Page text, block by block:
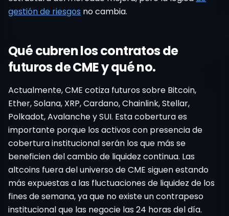
gestión de riesgos no cambia.
Qué cubren los contratos de
futuros de CME y qué no.
Actualmente, CME cotiza futuros sobre Bitcoin,
Ether, Solana, XRP, Cardano, Chainlink, Stellar,
Polkadot, Avalanche y SUI. Esta cobertura es
importante porque los activos con presencia de
cobertura institucional serán los que más se
beneficien del cambio de liquidez continua. Las
altcoins fuera del universo de CME siguen estando
más expuestas a las fluctuaciones de liquidez de los
fines de semana, ya que no existe un contrapeso
institucional que las negocie las 24 horas del día.